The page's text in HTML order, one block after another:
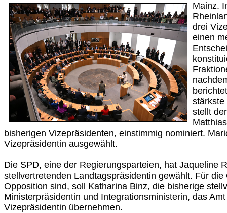
Mainz.
drei
einen
stärkste
stellt
bisherigen Vizepräsidenten, einstimmig nominiert.
Vizepräsidentin ausgewählt.
Die SPD, eine der Regierungsparteien, hat Jaqueline
stellvertretenden Landtagspräsidentin gewählt. Für die
Opposition sind, soll Katharina Binz, die bisherige
Ministerpräsidentin und Integrationsministerin, das
Vizepräsidentin übernehmen.